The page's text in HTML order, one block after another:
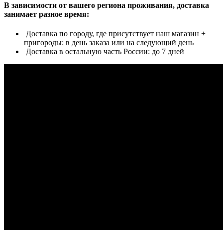
В зависимости от вашего региона проживания, доставка
занимает разное время:
Доставка по городу, где присутствует наш магазин +
пригороды: в день заказа или на следующий день
Доставка в остальную часть России: до 7 дней